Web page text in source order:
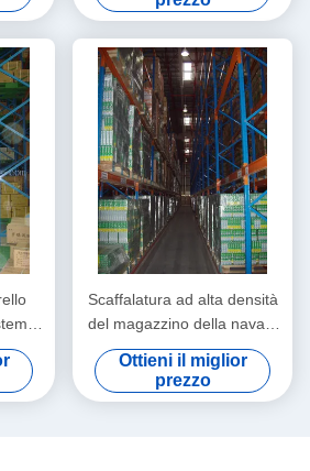
Scaffalatura ad alta densità
del magazzino della navata
laterale del sistema stretto
stesso convenzionale di
tormento
Ottieni il miglior
prezzo